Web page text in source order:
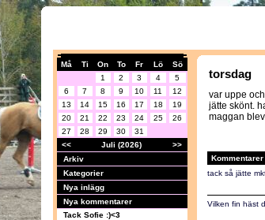
Må Ti On To Fr Lö
Sö
1
2 3 4
5
6
7 8 9 10 11
12
13
14 15 16 17 18
19
20
21 22 23 24 25
26
27
28 29 30
31
<<
Juli (2026)
>>
Arkiv
Kategorier
Nya inlägg
Nya kommentarer
Tack Sofie :)<3
torsdag
var uppe
jätte skönt.
maggan
Kommentarer
tack så jätte
Vilken fin häst